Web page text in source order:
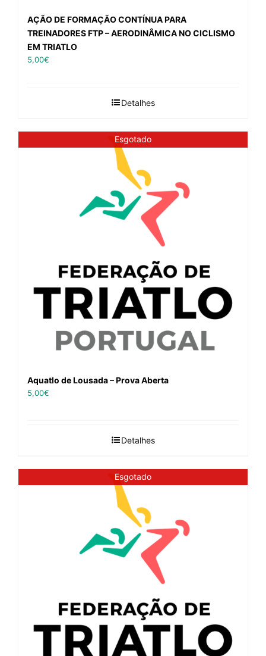
AÇÃO DE FORMAÇÃO CONTÍNUA PARA
TREINADORES FTP – AERODINÂMICA NO CICLISMO
EM TRIATLO
5,00€
Detalhes
Esgotado
Aquatlo de Lousada – Prova Aberta
5,00€
Detalhes
Esgotado